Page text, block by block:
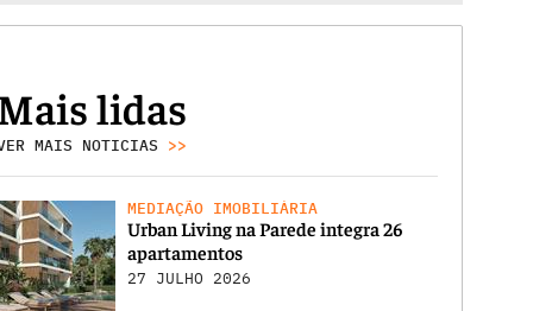
lidas
MAIS NOTICIAS >>
MEDIAÇÃO IMOBILIÁRIA
Urban Living na Parede integra 26
apartamentos
27 JULHO 2026